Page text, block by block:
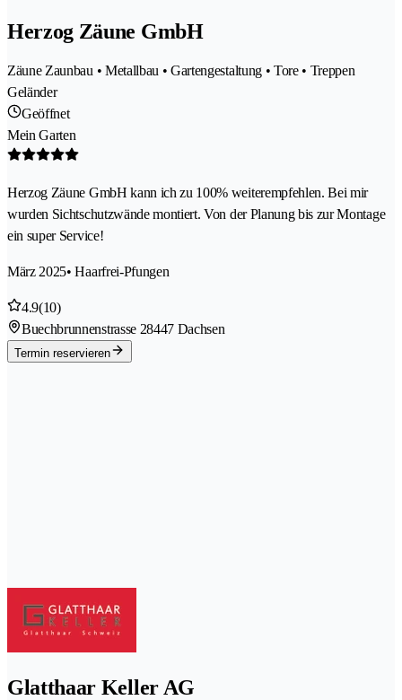
Herzog Zäune GmbH
Zäune Zaunbau • Metallbau • Gartengestaltung • Tore • Treppen
Geländer
Geöffnet
Mein Garten
Herzog Zäune GmbH kann ich zu 100% weiterempfehlen. Bei mir
wurden Sichtschutzwände montiert. Von der Planung bis zur Montage
ein super Service!
März 2025• Haarfrei-Pfungen
4.9(10)
Buechbrunnenstrasse 28447 Dachsen
Termin reservieren
Glatthaar Keller AG